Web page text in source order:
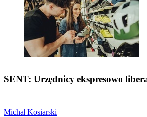
SENT: Urzędnicy ekspresowo
Michał Kosiarski